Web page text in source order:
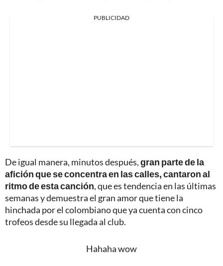
PUBLICIDAD
De igual manera, minutos después,gran parte de la
afición que se concentra en las calles, cantaron al
ritmo de esta canción, que es tendencia en las últimas
semanas y demuestra el gran amor que tiene la
hinchada por el colombiano que ya cuenta con cinco
trofeos desde su llegada al club.
Hahaha wow